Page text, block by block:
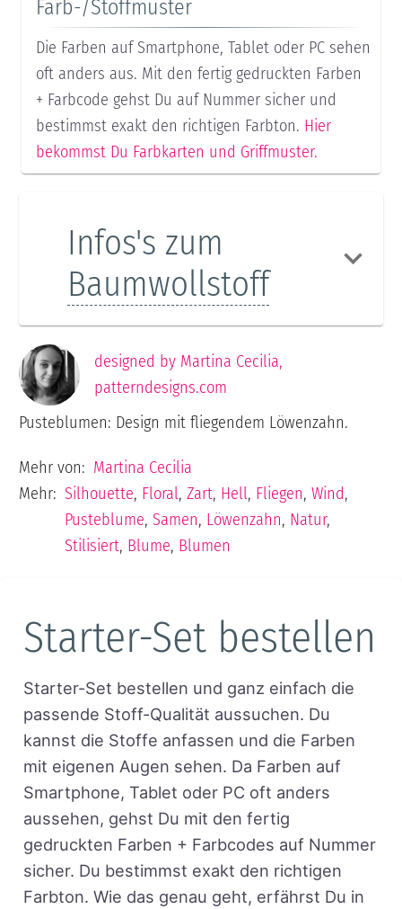
Farb-/Stoffmuster
Die Farben auf Smartphone, Tablet oder PC sehen
oft anders aus. Mit den fertig gedruckten Farben
+ Farbcode gehst Du auf Nummer sicher und
bestimmst exakt den richtigen Farbton. Hier
bekommst Du Farbkarten und Griffmuster.
Infos's zum
Baumwollstoff
designed by Martina Cecilia,
patterndesigns.com
Pusteblumen: Design mit fliegendem Löwenzahn.
Mehr von: Martina Cecilia
Mehr: Silhouette, Floral,Zart, Hell, Fliegen,Wind,
Pusteblume,Samen, Löwenzahn, Natur,
Stilisiert, Blume, Blumen
Starter-Set bestellen
Starter-Set bestellen und ganz einfach die
passende Stoff-Qualität aussuchen. Du
kannst die Stoffe anfassen und die Farben
mit eigenen Augen sehen. Da Farben auf
Smartphone, Tablet oder PC oft anders
aussehen, gehst Du mit den fertig
gedruckten Farben + Farbcodes auf Nummer
sicher. Du bestimmst exakt den richtigen
Farbton. Wie das genau geht, erfährst Du in